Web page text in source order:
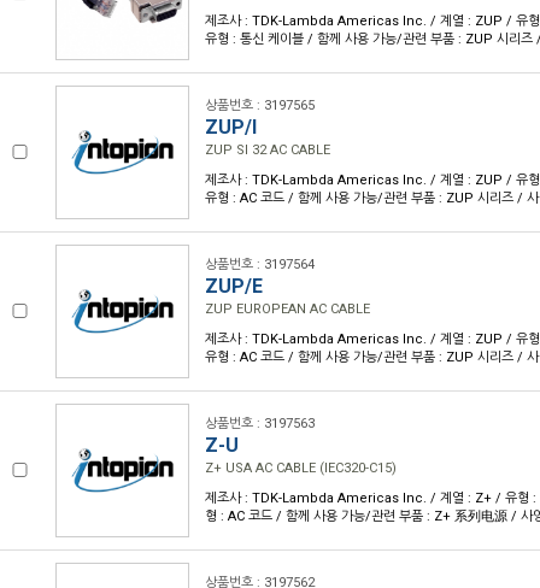
제조사 : TDK-Lambda Americas Inc. / 계열 : ZUP / 유형
유형 : 통신 케이블 / 함께 사용 가능/관련 부품 : ZUP 시리즈
상품번호 : 3197565
ZUP/I
ZUP SI 32 AC CABLE
제조사 : TDK-Lambda Americas Inc. / 계열 : ZUP / 유형
유형 : AC 코드 / 함께 사용 가능/관련 부품 : ZUP 시리즈 /
상품번호 : 3197564
ZUP/E
ZUP EUROPEAN AC CABLE
제조사 : TDK-Lambda Americas Inc. / 계열 : ZUP / 유형
유형 : AC 코드 / 함께 사용 가능/관련 부품 : ZUP 시리즈 /
상품번호 : 3197563
Z-U
Z+ USA AC CABLE (IEC320-C15)
제조사 : TDK-Lambda Americas Inc. / 계열 : Z+ / 유형 :
형 : AC 코드 / 함께 사용 가능/관련 부품 : Z+ 系列电源 / 사
상품번호 : 3197562